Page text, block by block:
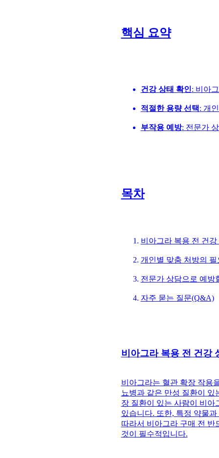
핵심 요약
건강 상태 확인: 비아
적절한 용량 선택: 개
부작용 예방: 전문가
목차
비아그라 복용 전 건
개인별 맞춤 처방의 필
전문가 상담으로 예방
자주 묻는 질문(Q&A)
비아그라 복용 전 건강
비아그라는 혈관 확장 작용
뇨병과 같은 만성 질환이
장 질환이 있는 사람이 비아
있습니다. 또한, 특정 약물
따라서 비아그라 구매 전
것이 필수적입니다.